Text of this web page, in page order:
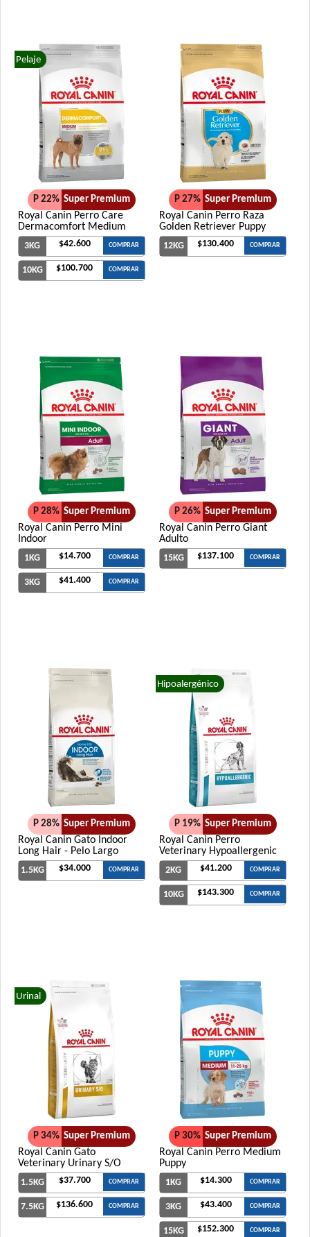
Pelaje
P 22% Super Premium
Royal Canin Perro Care
Dermacomfort Medium
3KG $42.600 COMPRAR
10KG $100.700 COMPRAR
P 27% Super Premium
Royal Canin Perro Raza
Golden Retriever Puppy
12KG $130.400 COMPRAR
P 28% Super Premium
Royal Canin Perro Mini
Indoor
1KG $14.700 COMPRAR
3KG $41.400 COMPRAR
P 26% Super Premium
Royal Canin Perro Giant
Adulto
15KG $137.100 COMPRAR
P 28% Super Premium
Royal Canin Gato Indoor
Long Hair - Pelo Largo
1.5KG $34.000 COMPRAR
Hipoalergénico
P 19% Super Premium
Royal Canin Perro
Veterinary Hypoallergenic
2KG $41.200 COMPRAR
10KG $143.300 COMPRAR
Urinal
P 34% Super Premium
Royal Canin Gato
Veterinary Urinary S/O
1.5KG $37.700 COMPRAR
7.5KG $136.600 COMPRAR
P 30% Super Premium
Royal Canin Perro Medium
Puppy
1KG $14.300 COMPRAR
3KG $43.400 COMPRAR
15KG $152.300 COMPRAR